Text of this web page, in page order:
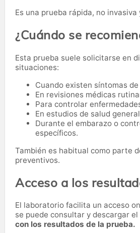
Es una prueba rápida, no
¿Cuándo se
Esta prueba suele solicitarse en
situaciones:
Cuando existen síntomas
En revisiones médicas
Para controlar
En estudios de salud
Durante el embarazo o
específicos.
También es habitual como parte
preventivos.
Acceso a los
El laboratorio facilita un acceso
se puede consultar y descargar el
con los resultados de la prueba.